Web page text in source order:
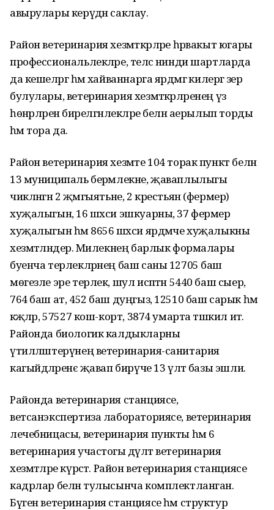
авырулары керүдән саклау.
Район ветеринария хезмәткәрләре һәрвакыт югары
профессиональлекләре, теләсә нинди шартларда
да кешеләргә һәм хайваннарга ярдәмгә килергә әзер
булулары, ветеринария хезмәткәрләренең үз
һөнәрләренә бирелгәнлекләре белән аерылып торды
һәм тора да.
Район ветеринария хезмәте 104 торак пункт белән
13 муниципаль берәмлекне, җаваплылыгы
чикләнгән 2 җәмгыятьне, 2 крестьян (фермер)
хуҗалыгын, 16 шәхси эшкуарны, 37 фермер
хуҗалыгын һәм 8656 шәхси ярдәмче хуҗалыкны
хезмәтләндерә. Милекнең барлык формалары
буенча терлекләрнең баш саны 12705 баш
мөгезле эре терлек, шул исәптән 5440 баш сыер,
764 баш ат, 452 баш дуңгыз, 12510 баш сарык һәм
кәҗәләр, 57527 кош-корт, 3874 умарта тәшкил итә.
Районда биологик калдыкларны
үтилләштерүнең ветеринария-санитария
кагыйдәләренәє җавап бирүче 13 үләт базы эшли.
Районда ветеринария станциясе,
ветсанэкспертиза лабораториясе, ветеринария
лечебницасы, ветеринария пункты һәм 6
ветеринария участогы дәүләт ветеринария
хезмәтләре күрсәтә. Район ветеринария станциясе
кадрлар белән тулысынча комплектланган.
Бүген ветеринария станциясе һәм структур